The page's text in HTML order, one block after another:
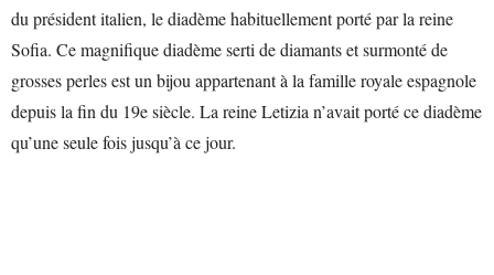
du président italien, le diadème habituellement porté par la reine
Sofia. Ce magnifique diadème serti de diamants et surmonté de
grosses perles est un bijou appartenant à la famille royale espagnole
depuis la fin du 19e siècle. La reine Letizia n’avait porté ce diadème
qu’une seule fois jusqu’à ce jour.